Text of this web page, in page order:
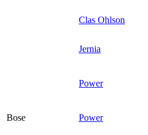
Clas Ohlson
Jernia
Power
Bose Power